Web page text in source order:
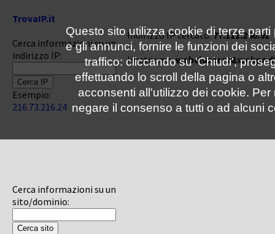
TrovaIP.it
Cerca informazioni su un
indirizzo IP:
Esempio:
216.73.216.24
Cerca informazioni su un
sito/dominio:
Indirizzo IP cercato:77.111.240.91
Hostname:
Questo sito utilizza cookie di terze
e gli annunci, fornire le funzioni dei
traffico: cliccando su 'Chiudi',
effettuando lo scroll della pagina o
acconsenti all'utilizzo dei cookie.
negare il consenso a tutti o ad alcuni